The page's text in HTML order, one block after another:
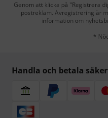
Genom att klicka på "Registrera
postreklam. Avregistrering är
information om
*
Handla och betala